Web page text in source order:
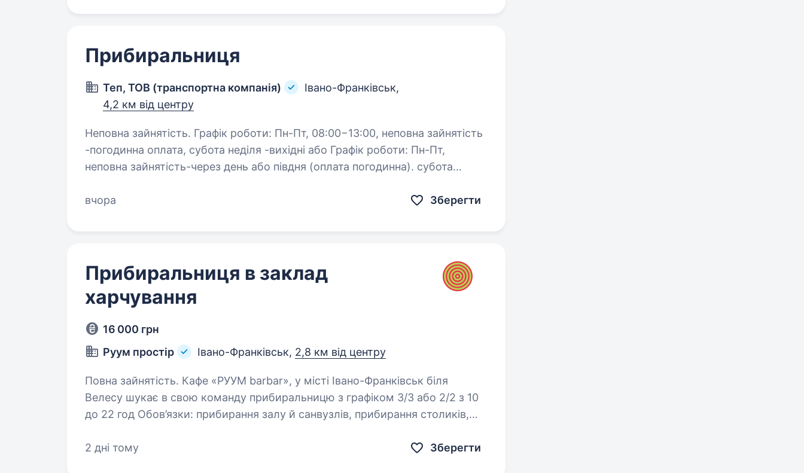
Прибиральниця
Теп, ТОВ (транспортна компанія)
Івано-Франківськ,
4,2 км від центру
Неповна зайнятість. Графік роботи: Пн-Пт, 08:00−13:00, неповна зайнятість
-погодинна оплата, субота неділя -вихідні або Графік роботи: Пн-Пт,
неповна зайнятість-через день або півдня (оплата погодинна). субота
вчора
Зберегти
Прибиральниця в заклад
харчування
16 000 грн
Руум простір
Івано-Франківськ, 2,8 км від центру
Повна зайнятість. Кафе «РУУМ barbar», у місті Івано-Франківськ біля
Велесу шукає в свою команду прибиральницю з графіком 3/3 або 2/2 з 10
до 22 год Обов’язки: прибирання залу й санвузлів, прибирання столиків,
2 дні тому
Зберегти